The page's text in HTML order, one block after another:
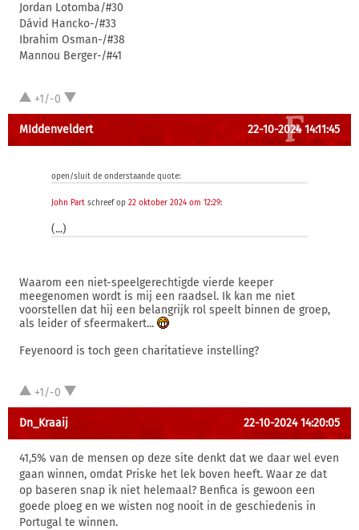
Jordan Lotomba/#30
Dávid Hancko-/#33
Ibrahim Osman-/#38
Mannou Berger-/#41
+1/-0
MIddenveldert 22-10-2024 14:11:45
open/sluit de onderstaande quote:
John Part schreef op 22 oktober 2024 om 12:29:
(...)
Waarom een niet-speelgerechtigde vierde keeper
meegenomen wordt is mij een raadsel. Ik kan me niet
voorstellen dat hij een belangrijk rol speelt binnen de groep,
als leider of sfeermakert...
Feyenoord is toch geen charitatieve instelling?
+1/-0
Dn_Kraaij 22-10-2024 14:20:05
41,5% van de mensen op deze site denkt dat we daar wel even
gaan winnen, omdat Priske het lek boven heeft. Waar ze dat
op baseren snap ik niet helemaal? Benfica is gewoon een
goede ploeg en we wisten nog nooit in de geschiedenis in
Portugal te winnen.